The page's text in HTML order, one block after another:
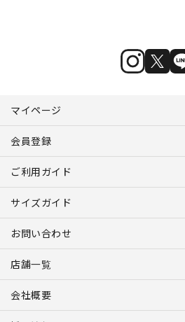
マイページ
会員登録
ご利用ガイド
サイズガイド
お問い合わせ
店舗一覧
会社概要